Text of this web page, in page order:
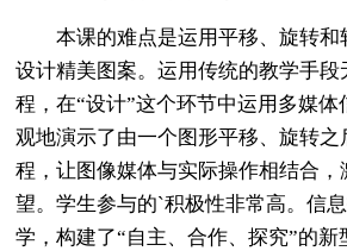
本课的难点是运用平移、旋转和
设计精美图案。运用传统的教学手段
程，在“设计”这个环节中运用多媒体
观地演示了由一个图形平移、旋转之
程，让图像媒体与实际操作相结合，
望。学生参与的`积极性非常高。信
学，构建了“自主、合作、探究”的新